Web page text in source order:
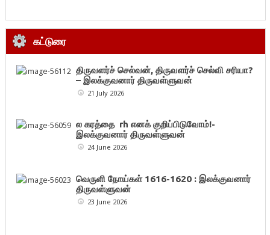
கட்டுரை
திருவளர்ச் செல்வன், திருவளர்ச் செல்வி சரியா?
– இலக்குவனார் திருவள்ளுவன்
21 July 2026
ல கரத்தை rh எனக் குறிப்பிடுவோம்!-
இலக்குவனார் திருவள்ளுவன்
24 June 2026
வெருளி நோய்கள் 1616-1620 : இலக்குவனார்
திருவள்ளுவன்
23 June 2026